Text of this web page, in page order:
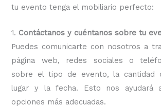
tu evento tenga el mobiliario perfecto:
1. Contáctanos y cuéntanos sobre tu
Puedes comunicarte con nosotros a
página web, redes sociales o
sobre el tipo de evento, la cantidad
lugar y la fecha. Esto nos ayudará
opciones más adecuadas.